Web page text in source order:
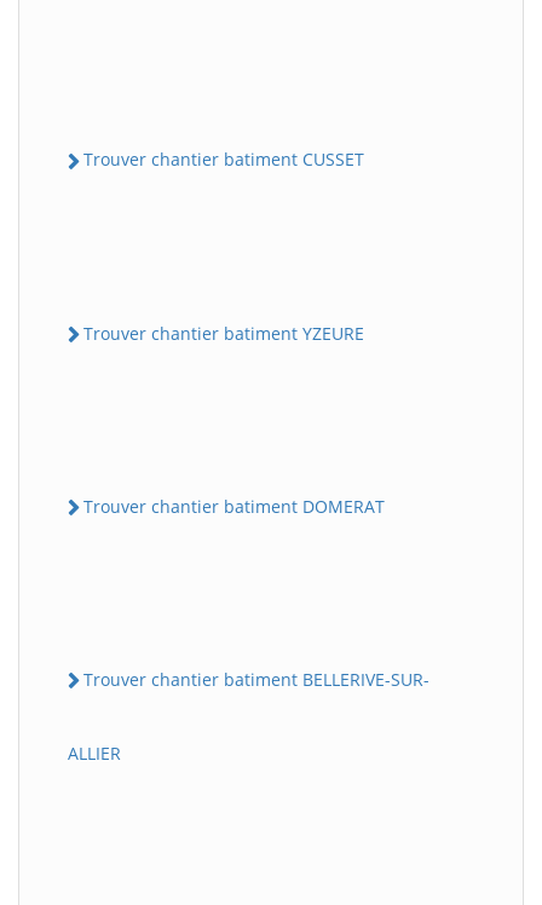
Trouver chantier batiment CUSSET
Trouver chantier batiment YZEURE
Trouver chantier batiment DOMERAT
Trouver chantier batiment BELLERIVE-SUR-
ALLIER